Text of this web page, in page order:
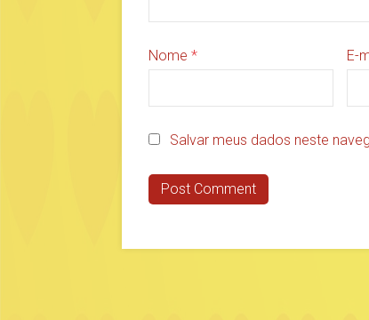
Nome * E-
Salvar meus dados neste